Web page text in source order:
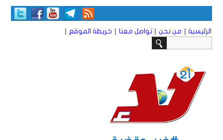
الرئيسية | من نحن | تواصل معنا | خريطة الموقع |